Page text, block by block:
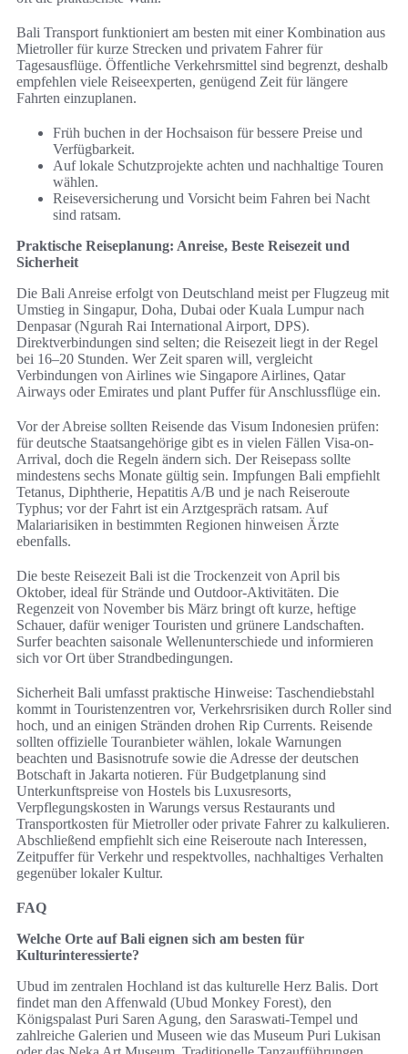
Bali Transport funktioniert am besten mit einer Kombination aus
Mietroller für kurze Strecken und privatem Fahrer für
Tagesausflüge. Öffentliche Verkehrsmittel sind begrenzt, deshalb
empfehlen viele Reiseexperten, genügend Zeit für längere
Fahrten einzuplanen.
Früh buchen in der Hochsaison für bessere Preise und
Verfügbarkeit.
Auf lokale Schutzprojekte achten und nachhaltige Touren
wählen.
Reiseversicherung und Vorsicht beim Fahren bei Nacht
sind ratsam.
Praktische Reiseplanung: Anreise, Beste Reisezeit und
Sicherheit
Die Bali Anreise erfolgt von Deutschland meist per Flugzeug mit
Umstieg in Singapur, Doha, Dubai oder Kuala Lumpur nach
Denpasar (Ngurah Rai International Airport, DPS).
Direktverbindungen sind selten; die Reisezeit liegt in der Regel
bei 16–20 Stunden. Wer Zeit sparen will, vergleicht
Verbindungen von Airlines wie Singapore Airlines, Qatar
Airways oder Emirates und plant Puffer für Anschlussflüge ein.
Vor der Abreise sollten Reisende das Visum Indonesien prüfen:
für deutsche Staatsangehörige gibt es in vielen Fällen Visa-on-
Arrival, doch die Regeln ändern sich. Der Reisepass sollte
mindestens sechs Monate gültig sein. Impfungen Bali empfiehlt
Tetanus, Diphtherie, Hepatitis A/B und je nach Reiseroute
Typhus; vor der Fahrt ist ein Arztgespräch ratsam. Auf
Malariarisiken in bestimmten Regionen hinweisen Ärzte
ebenfalls.
Die beste Reisezeit Bali ist die Trockenzeit von April bis
Oktober, ideal für Strände und Outdoor-Aktivitäten. Die
Regenzeit von November bis März bringt oft kurze, heftige
Schauer, dafür weniger Touristen und grünere Landschaften.
Surfer beachten saisonale Wellenunterschiede und informieren
sich vor Ort über Strandbedingungen.
Sicherheit Bali umfasst praktische Hinweise: Taschendiebstahl
kommt in Touristenzentren vor, Verkehrsrisiken durch Roller sind
hoch, und an einigen Stränden drohen Rip Currents. Reisende
sollten offizielle Touranbieter wählen, lokale Warnungen
beachten und Basisnotrufe sowie die Adresse der deutschen
Botschaft in Jakarta notieren. Für Budgetplanung sind
Unterkunftspreise von Hostels bis Luxusresorts,
Verpflegungskosten in Warungs versus Restaurants und
Transportkosten für Mietroller oder private Fahrer zu kalkulieren.
Abschließend empfiehlt sich eine Reiseroute nach Interessen,
Zeitpuffer für Verkehr und respektvolles, nachhaltiges Verhalten
gegenüber lokaler Kultur.
FAQ
Welche Orte auf Bali eignen sich am besten für
Kulturinteressierte?
Ubud im zentralen Hochland ist das kulturelle Herz Balis. Dort
findet man den Affenwald (Ubud Monkey Forest), den
Königspalast Puri Saren Agung, den Saraswati-Tempel und
zahlreiche Galerien und Museen wie das Museum Puri Lukisan